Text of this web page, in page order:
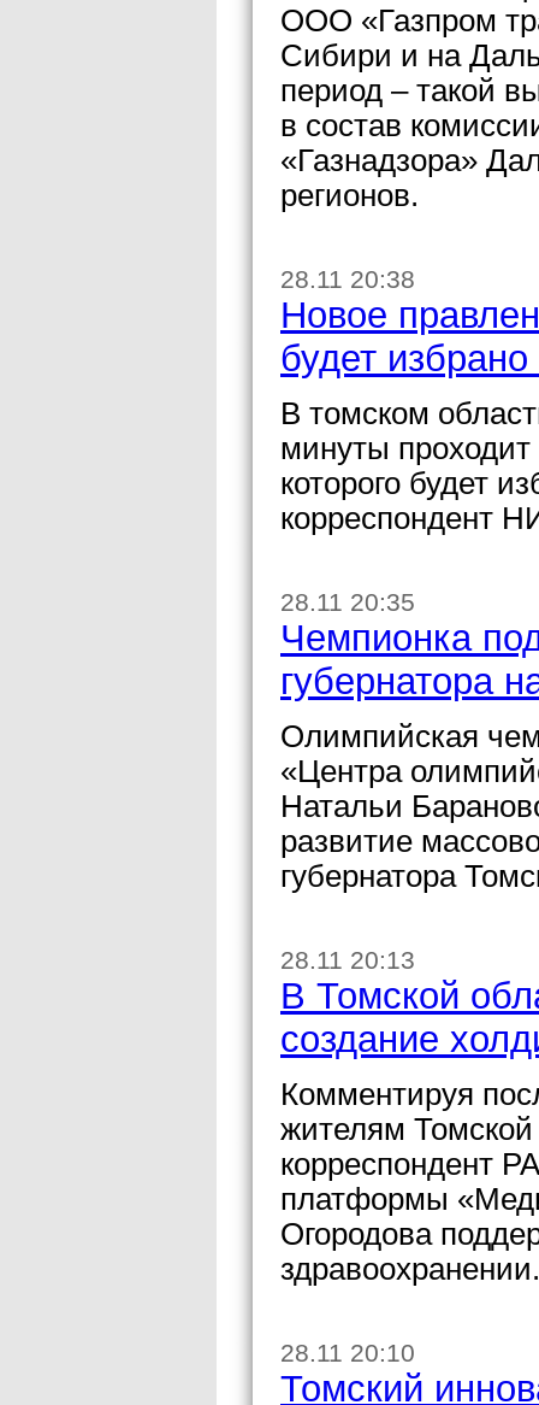
ООО «Газпром
Сибири и на
период – такой
в состав
«Газнадзора»
регионов.
28.11 20:38
Новое
будет
В томском
минуты
которого будет
корреспондент
28.11 20:35
Чемпионка
губернатора
Олимпийская
«Центра
Натальи
развитие
губернатора
28.11 20:13
В Томской
создание
Комментируя
жителям
корреспондент
платформы
Огородова
здравоохранении.
28.11 20:10
Томский